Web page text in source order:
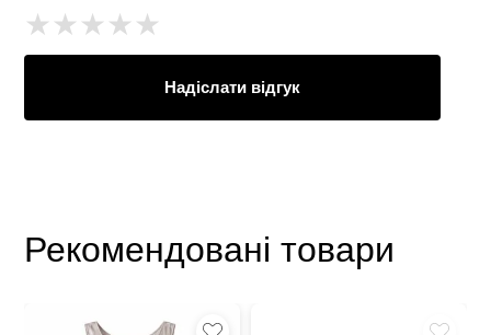
★★★★★
Надіслати відгук
Рекомендовані товари